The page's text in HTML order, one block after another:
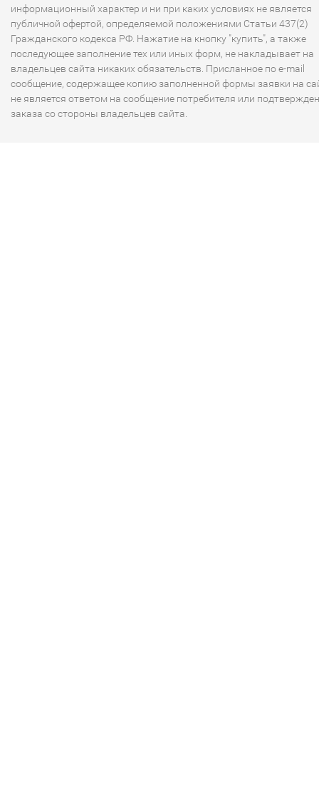
информационный характер и ни при каких условиях не является
публичной офертой, определяемой положениями Статьи 437(2)
Гражданского кодекса РФ. Нажатие на кнопку "купить", а также
последующее заполнение тех или иных форм, не накладывает на
владельцев сайта никаких обязательств. Присланное по e-mail
сообщение, содержащее копию заполненной формы заявки на
не является ответом на сообщение потребителя или
заказа со стороны владельцев сайта.